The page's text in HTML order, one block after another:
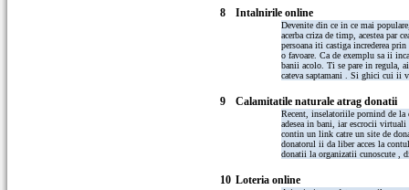
8 Intalnirile online
Devenite din ce in ce mai
acerba criza de timp, acestea par
persoana iti castiga increderea
o favoare. Ca de exemplu sa ii
banii acolo. Ti se pare in regula,
cateva saptamani . Si ghici cui ii
9 Calamitatile naturale atrag donatii
Recent, inselatoriile pornind de la
adesea in bani, iar escrocii virtuali
contin un link catre un site de
donatorul ii da liber acces la
donatii la organizatii cunoscute ,
10 Loteria online